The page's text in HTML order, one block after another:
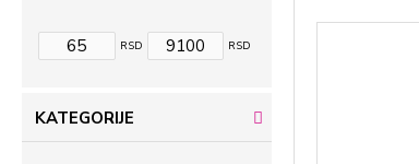
RSD RSD
KATEGORIJE